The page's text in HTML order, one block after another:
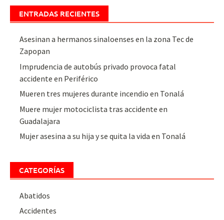
ENTRADAS RECIENTES
Asesinan a hermanos sinaloenses en la zona Tec de
Zapopan
Imprudencia de autobús privado provoca fatal
accidente en Periférico
Mueren tres mujeres durante incendio en Tonalá
Muere mujer motociclista tras accidente en
Guadalajara
Mujer asesina a su hija y se quita la vida en Tonalá
CATEGORÍAS
Abatidos
Accidentes